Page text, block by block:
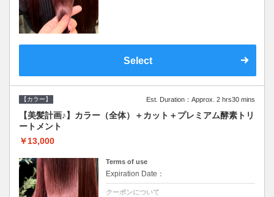
Select
【カラー】 Est. Duration：Approx. 2 hrs30 mins
【美髪計画♪】カラー（全体）＋カット＋プレミアム酵素トリ
ートメント
￥13,000
Terms of use
Expiration Date：
クーポンについて